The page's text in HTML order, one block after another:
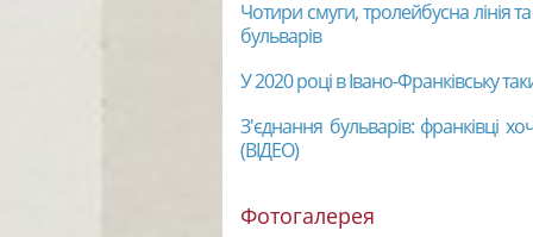
Чотири смуги, тролейбусна лінія
бульварів
У 2020 році в Івано-Франківську
З'єднання бульварів: франківці
(ВІДЕО)
Фотогалерея